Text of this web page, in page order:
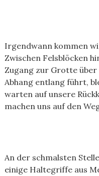
Irgendwann kommen
Zwischen Felsblöcken
Zugang zur Grotte über
Abhang entlang führt,
warten auf unsere
machen uns auf den
An der schmalsten
einige Haltegriffe aus